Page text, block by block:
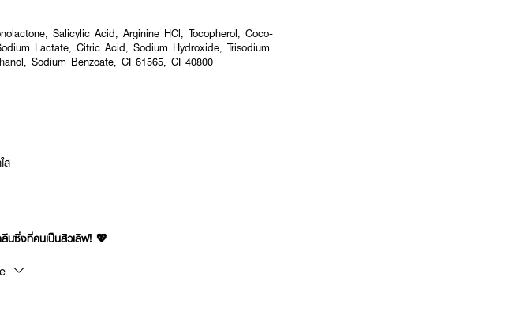
Salicylic Acid, Arginine HCl, Tocopherol, Coco-
Lactate, Citric Acid, Sodium Hydroxide, Trisodium
Sodium Benzoate, CI 61565, CI 40800
ส
นซิ่งที่คนเป็นสิวเลิฟ! 💖